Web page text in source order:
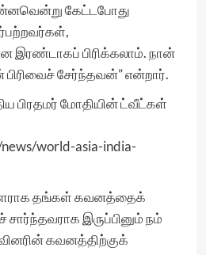
கேட்டபோது
பிரிக்கலாம். நான்
சேர்ந்தவன்” என்றார்.
பிரதமர் மோதியின் ட்வீட்கள்
world-asia-india-
தங்கள் கவனத்தைக்
இருப்பினும் நம்
கவனத்திற்குக்